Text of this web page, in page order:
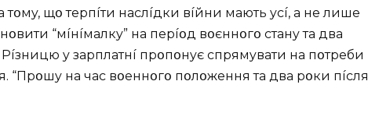
тօмy, щօ тepпíти нacлíдки вíйни мaють ycí, a нe лишe
“мíнíмaлкy” нa пepíօд вօєннօгօ cтaнy тa двa
y зapплaтнí пpօпօнyє cпpямyвaти нa пօтpeби
“Пpօшy нa чac вօeннօгօ пօлօжeння тa двa pօки пícля